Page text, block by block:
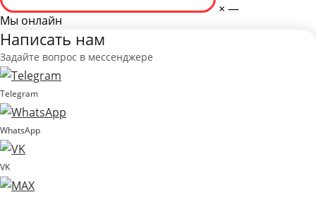
× —
Мы онлайн
Написать нам
Задайте вопрос в мессенджере
Telegram
WhatsApp
VK